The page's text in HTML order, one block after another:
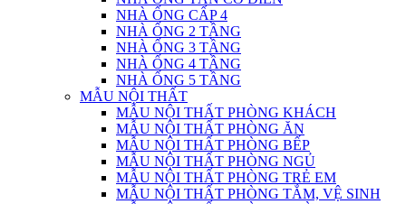
NHÀ ỐNG CẤP 4
NHÀ ỐNG 2 TẦNG
NHÀ ỐNG 3 TẦNG
NHÀ ỐNG 4 TẦNG
NHÀ ỐNG 5 TẦNG
MẪU NỘI THẤT
MẪU NỘI THẤT PHÒNG KHÁCH
MẪU NỘI THẤT PHÒNG ĂN
MẪU NỘI THẤT PHÒNG BẾP
MẪU NỘI THẤT PHÒNG NGỦ
MẪU NỘI THẤT PHÒNG TRẺ EM
MẪU NỘI THẤT PHÒNG TẮM, VỆ SINH